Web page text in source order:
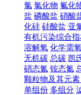
氯 氯化物 氟化
盐 磷酸盐 硝酸
化硅 硅酸盐 亚
有机污染综合指
溶解氧 化学需
无机碳 总碳 凯
硝态氮 铵态氮
颗粒物及其元素
单组份 多组分